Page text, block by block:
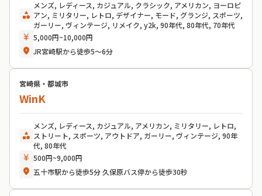
category
メンズ, レディース, カジュアル, クラシック, アメリカン, ヨーロピ
アン, ミリタリー, レトロ, デザイナー, モード, グランジ, スポーツ,
ガーリー, ヴィンテージ, リメイク, y2k, 90年代, 80年代, 70年代
currency_yen 5,000円~10,000円
location_on JR宮崎駅から徒歩5〜6分
宮崎県・都城市
WinK
category
メンズ, レディース, カジュアル, アメリカン, ミリタリー, レトロ,
ストリート, スポーツ, アウトドア, ガーリー, ヴィンテージ, 90年
代, 80年代
currency_yen 500円~9,000円
location_on 五十市駅から徒歩5分 久保原バス停から徒歩30秒